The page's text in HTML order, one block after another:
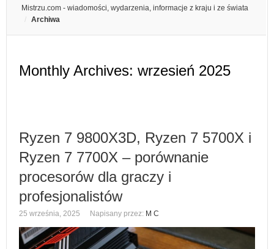
Mistrzu.com - wiadomości, wydarzenia, informacje z kraju i ze świata
Archiwa
Monthly Archives: wrzesień 2025
Ryzen 7 9800X3D, Ryzen 7 5700X i
Ryzen 7 7700X – porównanie
procesorów dla graczy i
profesjonalistów
25 września, 2025 Napisany przez: M C